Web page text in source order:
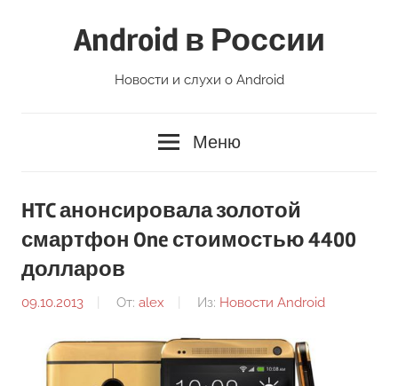
Android в России
Новости и слухи о Android
Меню
HTC анонсировала золотой
смартфон One стоимостью 4400
долларов
09.10.2013 От: alex Из: Новости Android